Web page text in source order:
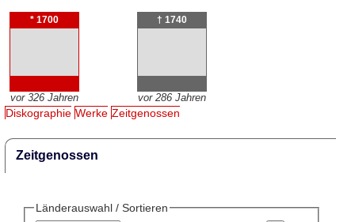
* 1700
vor 326 Jahren
† 1740
vor 286 Jahren
Diskographie Werke Zeitgenossen
Zeitgenossen
Länderauswahl / Sortieren